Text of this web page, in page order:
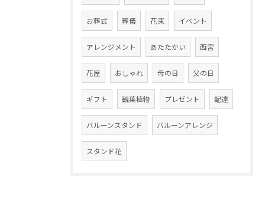
お葬式 葬儀 花束 イベント
アレンジメント あたたかい 西宮
花屋 おしゃれ 母の日 父の日
ギフト 観葉植物 プレゼント 配達
バルーンスタンド バルーンアレンジ
スタンド花